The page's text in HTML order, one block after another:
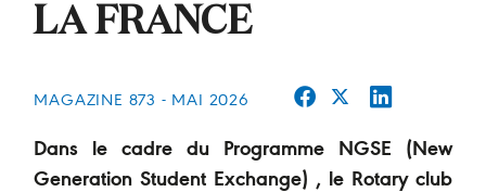
LA FRANCE
MAGAZINE 873 - MAI 2026
Dans le cadre du Programme NGSE (New
Generation Student Exchange) , le Rotary club